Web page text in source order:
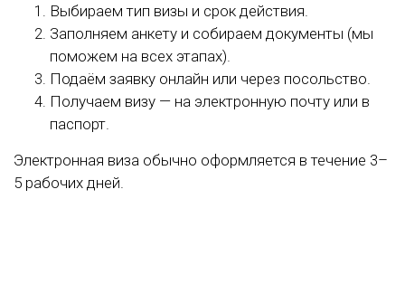
Выбираем тип визы и срок действия.
Заполняем анкету и собираем документы (мы
поможем на всех этапах).
Подаём заявку онлайн или через посольство.
Получаем визу — на электронную почту или в
паспорт.
Электронная виза обычно оформляется в течение 3–
5 рабочих дней.